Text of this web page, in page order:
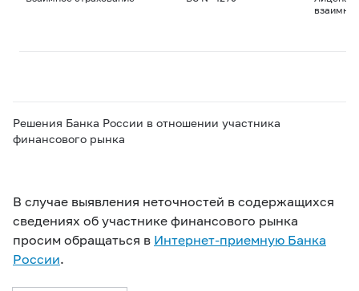
Решения Банка России в отношении участника
финансового рынка
В случае выявления неточностей в содержащихся
сведениях об участнике финансового рынка
просим обращаться в Интернет-приемную Банка
России.